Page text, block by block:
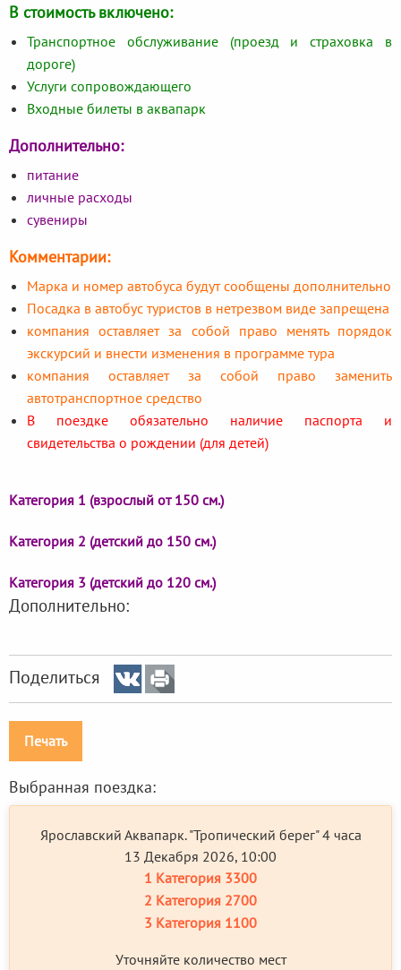
В стоимость включено:
Транспортное обслуживание (проезд и страховка в
дороге)
Услуги сопровождающего
Входные билеты в аквапарк
Дополнительно:
питание
личные расходы
сувениры
Комментарии:
Марка и номер автобуса будут сообщены дополнительно
Посадка в автобус туристов в нетрезвом виде запрещена
компания оставляет за собой право менять порядок
экскурсий и внести изменения в программе тура
компания оставляет за собой право заменить
автотранспортное средство
В поездке обязательно наличие паспорта и
свидетельства о рождении (для детей)
Категория 1 (взрослый от 150 см.)
Категория 2 (детский до 150 см.)
Категория 3 (детский до 120 см.)
Дополнительно:
Поделиться
Печать
Выбранная поездка:
Ярославский Аквапарк. "Тропический берег" 4 часа
13 Декабря 2026, 10:00
1 Категория 3300
2 Категория 2700
3 Категория 1100
Уточняйте количество мест